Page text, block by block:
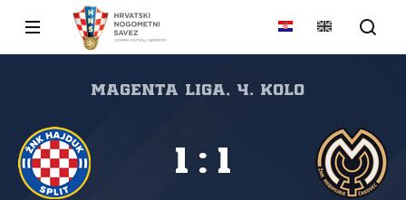
Magenta liga, 4. kolo
1 : 1